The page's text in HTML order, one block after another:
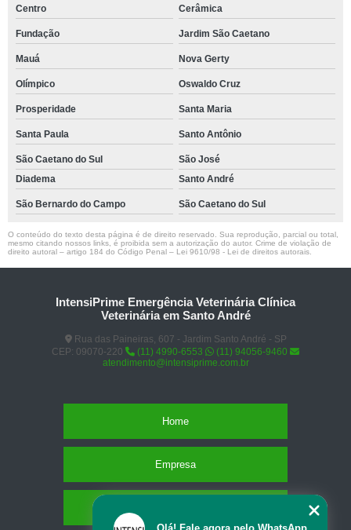
Centro Cerâmica
Fundação Jardim São Caetano
Mauá Nova Gerty
Olímpico Oswaldo Cruz
Prosperidade Santa Maria
Santa Paula Santo Antônio
São Caetano do Sul
São José
Diadema
Santo André
São Bernardo do Campo São Caetano do Sul
O conteúdo do texto desta página é de direito reservado. Sua reprodução, parcial ou total,
mesmo citando nossos links, é proibida sem a autorização do autor. Crime de violação de
direito autoral – artigo 184 do Código Penal – Lei 9610/98 - Lei de direitos autorais
IntensiPrime Emergência Veterinária Clínica
Veterinária em Santo André
Rua das Paineiras, 607 - Jardim Santo André - SP
CEP: 09070-220
(11) 4990-6553
(11) 94056-9460
atendimento@intensiprime.com.br
Home
Empresa